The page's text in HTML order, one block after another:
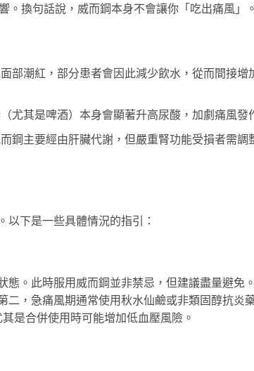
。換句話說，威而鋼本身不會讓你「吃出痛風」
部潮紅，部分患者會因此減少飲水，從而間接增
尤其是啤酒）本身會顯著升高尿酸，加劇痛風發
鋼主要經由肝臟代謝，但嚴重腎功能受損者需調
下是一些具體情況的指引：
態。此時服用威而鋼並非禁忌，但建議盡量避免
二，急痛風期通常使用秋水仙鹼或非類固醇抗炎
是合併使用時可能增加低血壓風險。